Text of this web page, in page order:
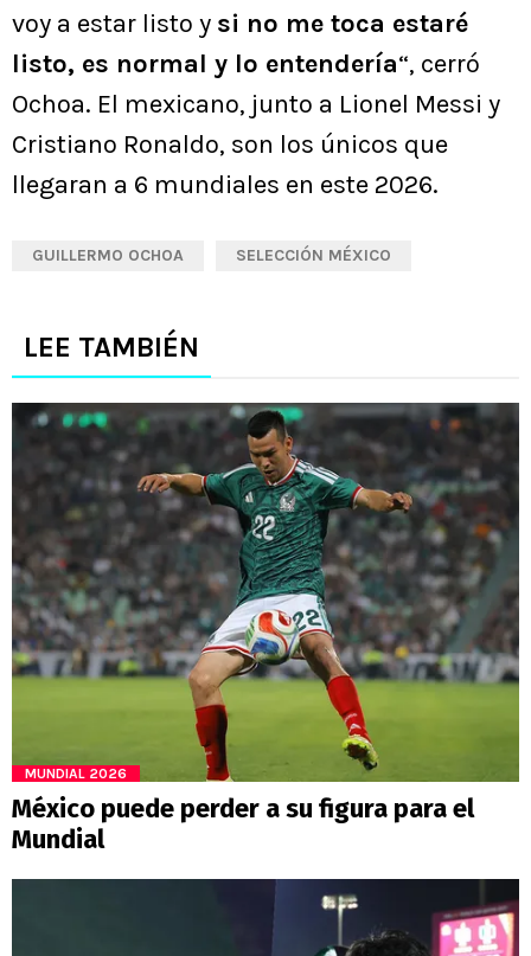
voy a estar listo y si no me toca estaré
listo, es normal y lo entendería“, cerró
Ochoa. El mexicano, junto a Lionel Messi y
Cristiano Ronaldo, son los únicos que
llegaran a 6 mundiales en este 2026.
GUILLERMO OCHOA SELECCIÓN MÉXICO
LEE TAMBIÉN
MUNDIAL 2026
México puede perder a su figura para el
Mundial